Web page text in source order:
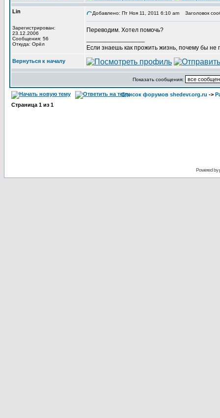
Lin
Зарегистрирован:
23.12.2006
Сообщения: 56
Откуда: Орёл
Добавлено: Пт Ноя 11, 2011 6:10 am Заголовок
Переводим. Хотел помочь?
Если знаешь как прожить жизнь, почему бы не
Вернуться к началу
Показать сообщения:
Список форумов shedevr.org.ru ->
Страница 1 из 1
Powered by